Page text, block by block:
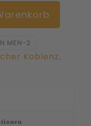
MEN-2
Koblenz,